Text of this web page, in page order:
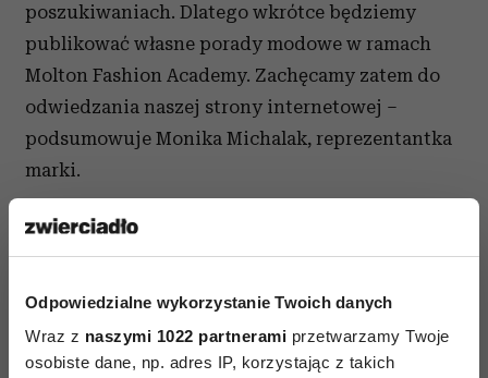
Odpowiedzialne wykorzystanie Twoich danych
Wraz z naszymi 1022 partnerami przetwarzamy Twoje
osobiste dane, np. adres IP, korzystając z takich
poszukiwaniach. Dlatego wkrótce będziemy
publikować własne porady modowe w ramach
Molton Fashion Academy. Zachęcamy zatem do
odwiedzania naszej strony internetowej –
podsumowuje Monika Michalak, reprezentantka
marki.